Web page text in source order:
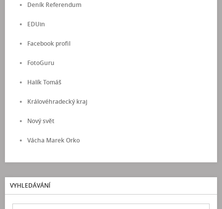
Deník Referendum
EDUin
Facebook profil
FotoGuru
Halík Tomáš
Královéhradecký kraj
Nový svět
Vácha Marek Orko
VYHLEDÁVÁNÍ